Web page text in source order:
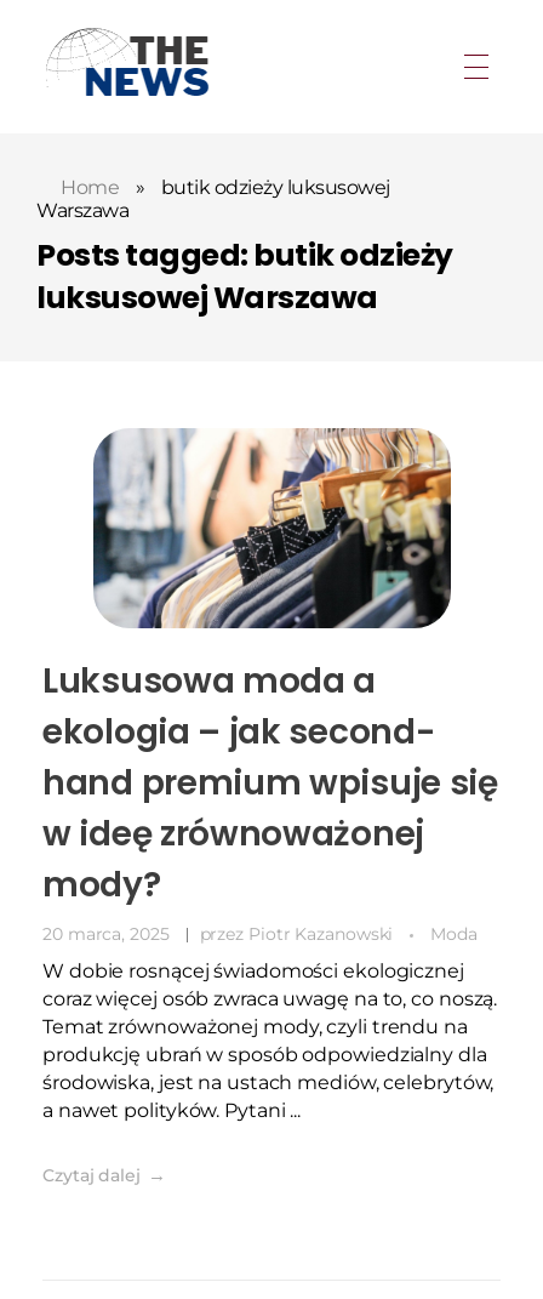
Home »
butik odzieży luksusowej
Warszawa
Posts tagged: butik odzieży
luksusowej Warszawa
Luksusowa moda a
ekologia – jak second-
hand premium wpisuje się
w ideę zrównoważonej
mody?
20 marca, 2025 przez Piotr Kazanowski Moda
W dobie rosnącej świadomości ekologicznej
coraz więcej osób zwraca uwagę na to, co noszą.
Temat zrównoważonej mody, czyli trendu na
produkcję ubrań w sposób odpowiedzialny dla
środowiska, jest na ustach mediów, celebrytów,
a nawet polityków. Pytani ...
Czytaj dalej